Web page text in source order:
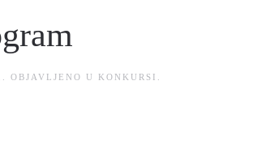
. OBJAVLJENO U KONKURSI